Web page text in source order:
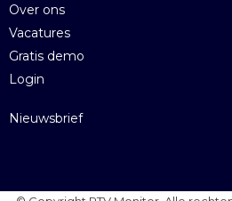
Over ons
Vacatures
Gratis demo
Login
Nieuwsbrief